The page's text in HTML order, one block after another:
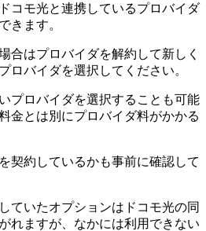
コモ光と連携しているプロバイダ
きます。
合はプロバイダを解約して新しく
ロバイダを選択してください。
プロバイダを選択することも可能
金とは別にプロバイダ料がかかる
契約しているかも事前に確認して
ていたオプションはドコモ光の同
れますが、なかには利用できない